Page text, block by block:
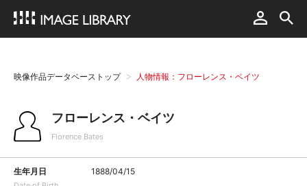
映像作品データベーストップ 人物情報：フローレンス・ベイツ
フローレンス・ベイツ
Florence Bates
生年月日 1888/04/15